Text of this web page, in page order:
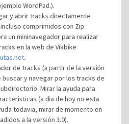
WordPad.).
y abrir tracks directamente
comprimidos con Zip.
un mininavegador para realizar
en la web de Vikbike
.
de tracks (a partir de la versión
buscar y navegar por los tracks de
Mirar la ayuda para
(a dia de hoy no esta
todavia, mirar de momento en
a la versión 3.0).